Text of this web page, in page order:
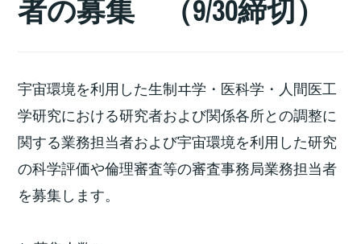
者の募集 （9/30締切）
宇宙環境を利用した生制ヰ学・医科学・人間医工
学研究における研究者および関係各所との調整に
関する業務担当者および宇宙環境を利用した研究
の科学評価や倫理審査等の審査事務局業務担当者
を募集します。